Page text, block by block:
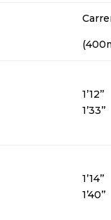
1’12’’
1’33’’
1’14’’
1’40’’